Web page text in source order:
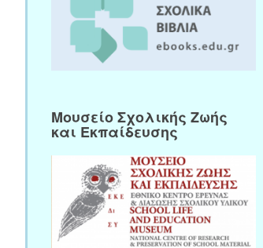
Μουσείο Σχολικής Ζωής
και Εκπαίδευσης